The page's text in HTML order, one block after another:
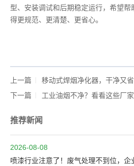
型、安装调试和后期稳定运行，希望
得更规范、更清楚、更省心。
上一篇
移动式焊烟净化器，干净又
下一篇
工业油烟不净？看看这些厂家
推荐新闻
2026-08-08
喷漆行业注意了！废气处理不到位，企